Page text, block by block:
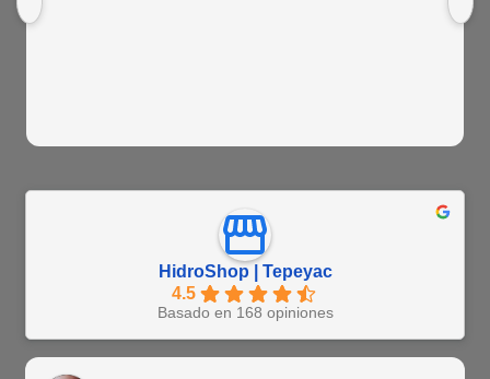
HidroShop | Tepeyac
4.5
Basado en 168 opiniones